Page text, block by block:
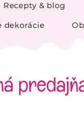
Recepty & blog
dekorácie